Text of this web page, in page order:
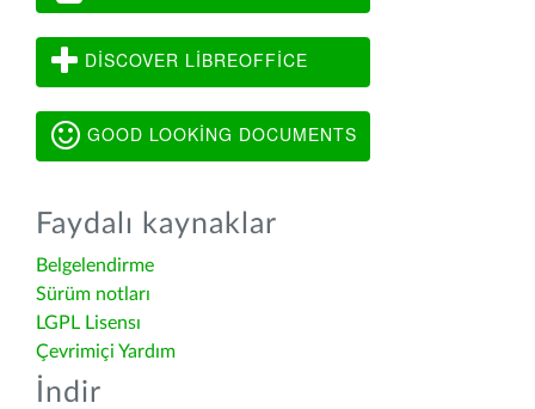
DISCOVER LIBREOFFICE
GOOD LOOKING DOCUMENTS
Faydalı kaynaklar
Belgelendirme
Sürüm notları
LGPL Lisensı
Çevrimiçi Yardım
İndir